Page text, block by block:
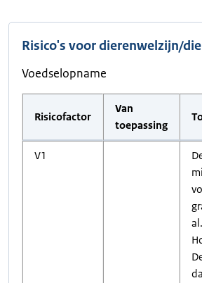
Risico's voor dierenwelzijn/
Voedselopname
Risicofactor
Van
toepassing
V1